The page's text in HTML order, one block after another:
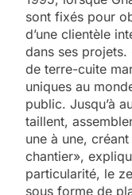
sont fixés pour
d’une clientèle
dans ses projets.
de terre-cuite
uniques au
public. Jusqu’à
taillent,
une à une,
chantier»,
particularité, le
sous forme de